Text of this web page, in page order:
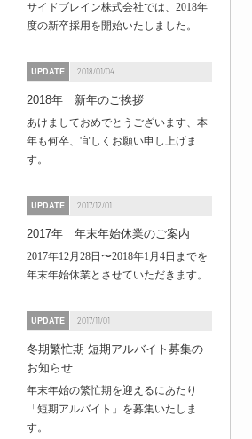
サイドブレイン株式会社では、2018年
度の新卒採用を開始いたしました。
UPDATE 2018/01/04
2018年 新年のご挨拶
あけましておめでとうございます、本
年も何卒、宜しくお願い申し上げま
す。
UPDATE 2017/12/01
2017年 年末年始休業のご案内
2017年12月28日〜2018年1月4日までを
年末年始休業とさせていただきます。
UPDATE 2017/11/01
冬期繁忙期 短期アルバイト募集の
お知らせ
年末年始の繁忙期を迎えるにあたり
「短期アルバイト」を募集いたしま
す。